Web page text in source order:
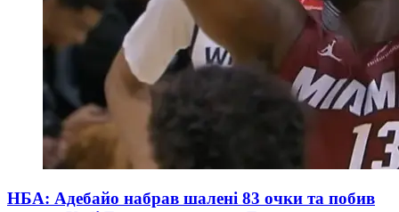
НБА: Адебайо набрав шалені 83 очки та побив